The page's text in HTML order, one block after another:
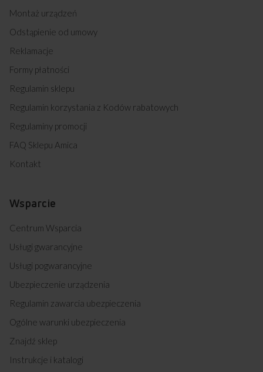
Montaż urządzeń
Odstąpienie od umowy
Reklamacje
Formy płatności
Regulamin sklepu
Regulamin korzystania z Kodów rabatowych
Regulaminy promocji
FAQ Sklepu Amica
Kontakt
Wsparcie
Centrum Wsparcia
Usługi gwarancyjne
Usługi pogwarancyjne
Ubezpieczenie urządzenia
Regulamin zawarcia ubezpieczenia
Ogólne warunki ubezpieczenia
Znajdź sklep
Instrukcje i katalogi